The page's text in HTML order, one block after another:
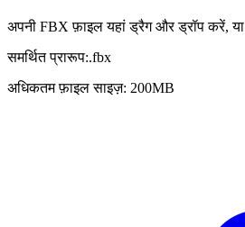
अपनी FBX फ़ाइल यहां ड्रैग और ड्रॉप करें,
समर्थित प्रारूप:.fbx
अधिकतम फ़ाइल साइज़: 200MB